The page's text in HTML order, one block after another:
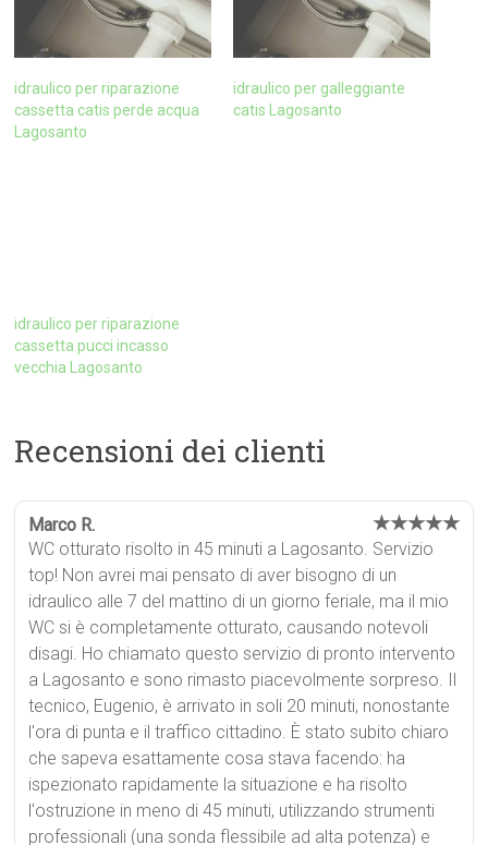
idraulico per riparazione
cassetta catis perde acqua
Lagosanto
idraulico per galleggiante
catis Lagosanto
idraulico per riparazione
cassetta pucci incasso
vecchia Lagosanto
Recensioni dei clienti
Marco R. ★★★★★
WC otturato risolto in 45 minuti a Lagosanto. Servizio
top! Non avrei mai pensato di aver bisogno di un
idraulico alle 7 del mattino di un giorno feriale, ma il mio
WC si è completamente otturato, causando notevoli
disagi. Ho chiamato questo servizio di pronto intervento
a Lagosanto e sono rimasto piacevolmente sorpreso. Il
tecnico, Eugenio, è arrivato in soli 20 minuti, nonostante
l'ora di punta e il traffico cittadino. È stato subito chiaro
che sapeva esattamente cosa stava facendo: ha
ispezionato rapidamente la situazione e ha risolto
l'ostruzione in meno di 45 minuti, utilizzando strumenti
professionali (una sonda flessibile ad alta potenza) e